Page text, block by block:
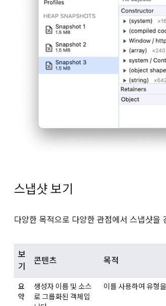
스냅샷 보기
다양한 목적으로 다양한 관점에서 스냅샷을
보
기
콘텐츠 목적
요
약
생성자 이름 및 소스
로 그룹화된 객체입
이를 사용하여 유형